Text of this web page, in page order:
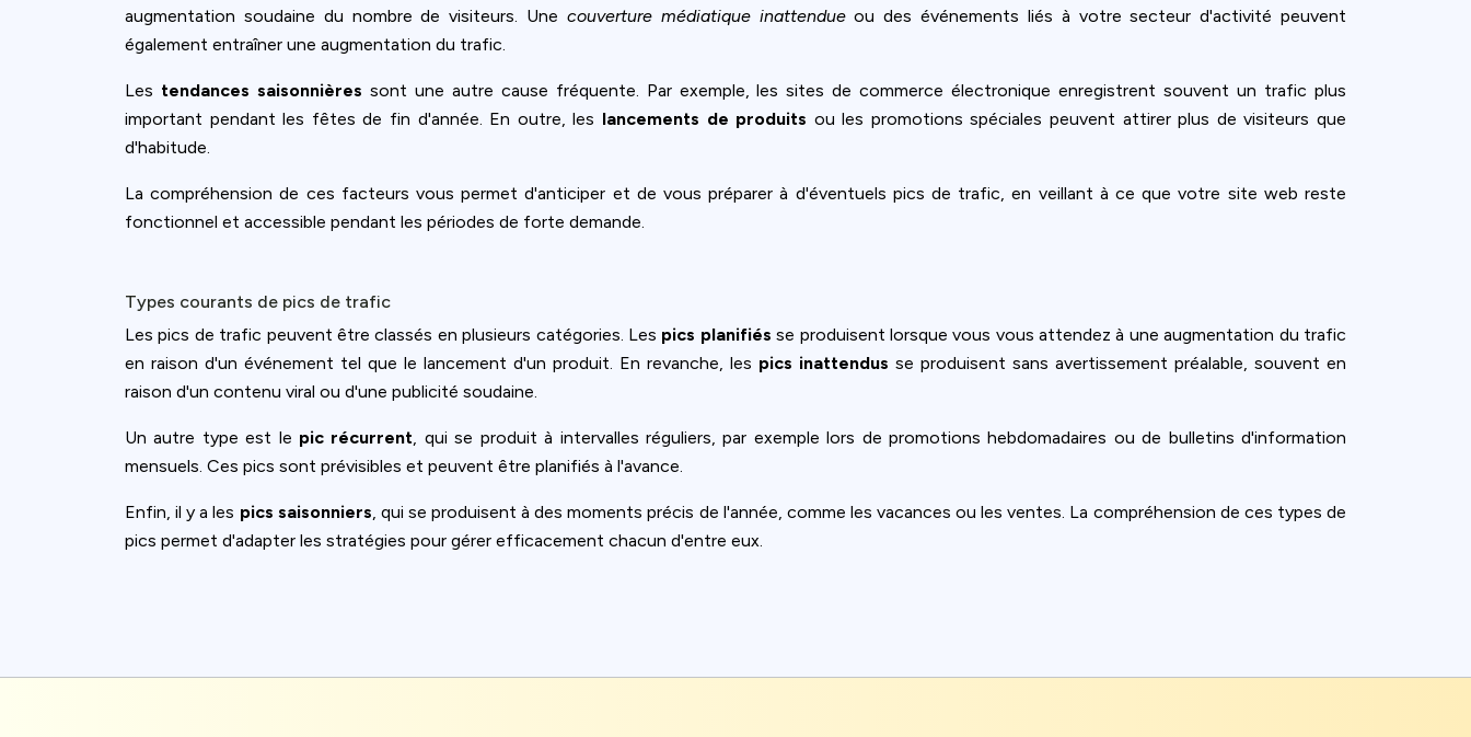
augmentation soudaine du nombre de visiteurs. Une couverture médiatique inattendueou des événements liés à votre secteur d'activité peuvent
également entraîner une augmentation du trafic.
Les tendances saisonnières sont une autre cause fréquente. Par exemple, les sites de commerce électronique enregistrent souvent un trafic plus
important pendant les fêtes de fin d'année. En outre, les lancements de produits ou les promotions spéciales peuvent attirer plus de visiteurs que
d'habitude.
La compréhension de ces facteurs vous permet d'anticiper et de vous préparer à d'éventuels pics de trafic, en veillant à ce que votre site web reste
fonctionnel et accessible pendant les périodes de forte demande.
Types courants de pics de trafic
Les pics de trafic peuvent être classés en plusieurs catégories. Les pics planifiés se produisent lorsque vous vous attendez à une augmentation du trafic
en raison d'un événement tel que le lancement d'un produit. En revanche, les pics inattendus se produisent sans avertissement préalable, souvent en
raison d'un contenu viral ou d'une publicité soudaine.
Un autre type est le pic récurrent , qui se produit à intervalles réguliers, par exemple lors de promotions hebdomadaires ou de bulletins d'information
mensuels. Ces pics sont prévisibles et peuvent être planifiés à l'avance.
Enfin, il y a les pics saisonniers , qui se produisent à des moments précis de l'année, comme les vacances ou les ventes. La compréhension de ces types de
pics permet d'adapter les stratégies pour gérer efficacement chacun d'entre eux.